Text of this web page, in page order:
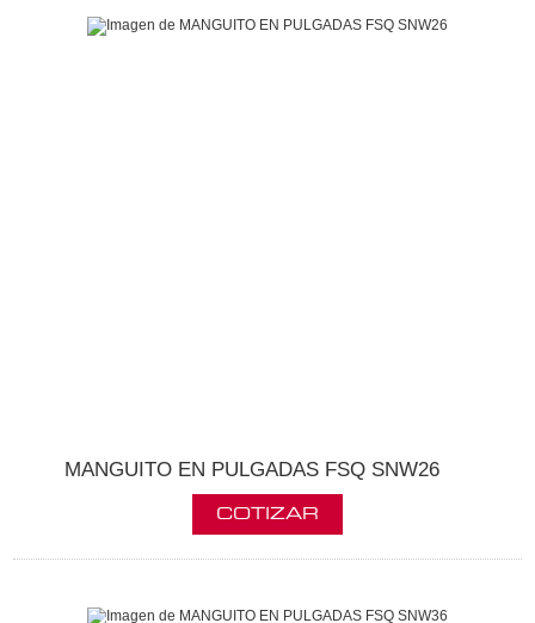
MANGUITO EN PULGADAS FSQ SNW26